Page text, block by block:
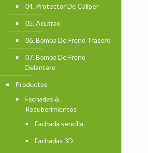
04. Protector De Caliper
05. Acutrax
06. Bomba De Freno Trasero
07. Bomba De Freno
Delantero
Productos
Fachadas &
Recuberimientos
Fachada sencilla
Fachadas 3D